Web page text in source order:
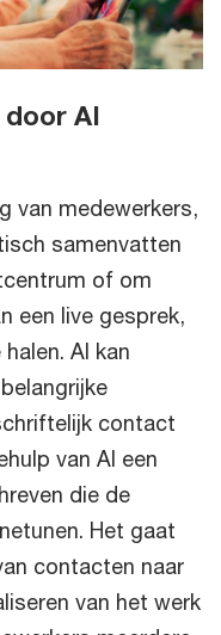
AI
van medewerkers,
samenvatten
of om
een live gesprek,
AI kan
contact
van AI een
die de
Het gaat
contacten naar
van het werk